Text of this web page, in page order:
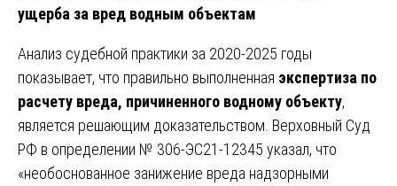
ущерба за вред водным объектам
Анализ судебной практики за 2020-2025 годы
показывает, что правильно выполненная экспертиза по
расчету вреда, причиненного водному объекту,
является решающим доказательством. Верховный Суд
РФ в определении № 306-ЭС21-12345 указал, что
«необоснованное занижение вреда надзорными